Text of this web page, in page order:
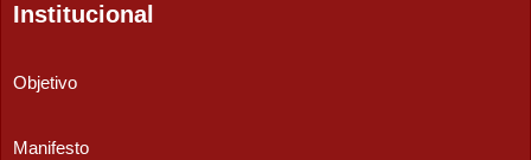
Institucional
Objetivo
Manifesto